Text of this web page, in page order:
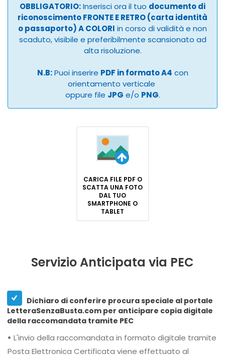
OBBLIGATORIO:Inserisci ora il tuo documento di
riconoscimento FRONTE E RETRO (carta identità
o passaporto) A COLORI in corso di validità e non
scaduto, visibile e preferibilmente scansionato ad
alta risoluzione.
N.B:Puoi inserire PDF in formato A4 con
orientamento verticale
oppure file JPG e/o PNG.
CARICA FILE PDF O
SCATTA UNA FOTO
DAL TUO
SMARTPHONE O
TABLET
Servizio Anticipata via PEC
Dichiaro di conferire procura speciale al portale
LetteraSenzaBusta.com per anticipare copia digitale
della raccomandata tramite PEC
• L'invio della raccomandata in formato digitale tramite
Posta Elettronica Certificata viene effettuato al